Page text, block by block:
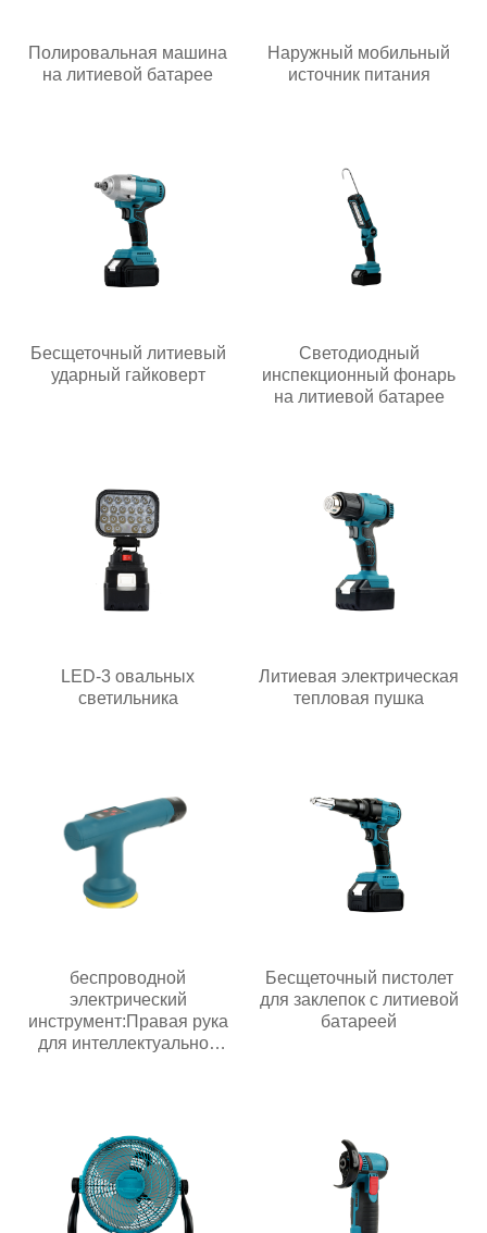
Полировальная машина
на литиевой батарее
Наружный мобильный
источник питания
Бесщеточный литиевый
ударный гайковерт
Светодиодный
инспекционный фонарь
на литиевой батарее
LED-3 овальных
светильника
Литиевая электрическая
тепловая пушка
беспроводной
электрический
инструмент:Правая рука
для интеллектуальной
Бесщеточный пистолет
для заклепок с литиевой
батареей